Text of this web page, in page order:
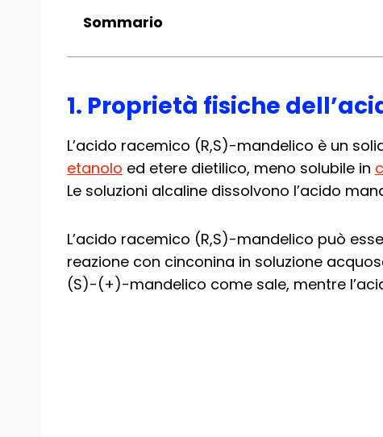
Sommario
1. Proprietà fisiche
L’acido racemico (R,S)-mandelico è un
etanolo ed etere dietilico, meno solubile in
Le soluzioni alcaline dissolvono l’acido
L’acido racemico (R,S)-mandelico può
reazione con cinconina in soluzione
(S)-(+)-mandelico come sale, mentre